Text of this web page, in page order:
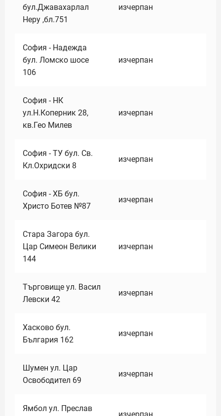
бул.Джавахарлал
Неру ,бл.751
изчерпан
София - Надежда
бул. Ломско шосе
106
изчерпан
София - НК
ул.Н.Коперник 28,
кв.Гео Милев
изчерпан
София - ТУ бул. Св.
Кл.Охридски 8
изчерпан
София - ХБ бул.
Христо Ботев №87
изчерпан
Стара Загора бул.
Цар Симеон Велики
144
изчерпан
Търговище ул. Васил
Левски 42
изчерпан
Хасково бул.
България 162
изчерпан
Шумен ул. Цар
Освободител 69
изчерпан
Ямбол ул. Преслав